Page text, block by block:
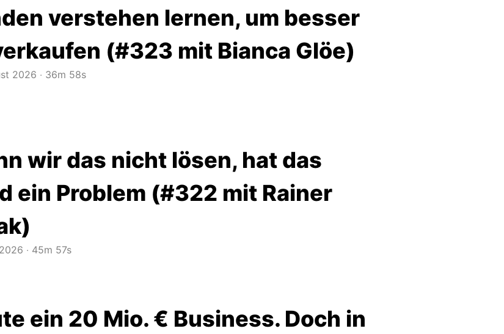
verstehen lernen, um besser
(#323 mit Bianca Glöe)
2026 ‧ 36m 58s
wir das nicht lösen, hat das
ein Problem (#322 mit Rainer
‧ 45m 57s
ein 20 Mio. € Business. Doch in